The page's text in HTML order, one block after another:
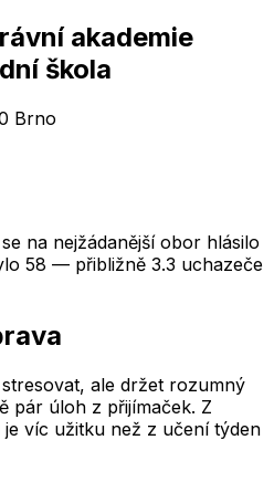
akademie
škola
Brno
na nejžádanější obor hlásilo
58 — přibližně 3.3 uchazeče
ale držet rozumný
pár úloh z přijímaček. Z
víc užitku než z učení týden